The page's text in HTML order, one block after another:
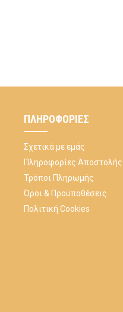
ΠΛΗΡΟΦΟΡΊΕΣ
Σχετικά με εμάς
Πληροφορίες Αποστολής
Τρόποι Πληρωμής
Όροι & Προϋποθέσεις
Πολιτική Cookies